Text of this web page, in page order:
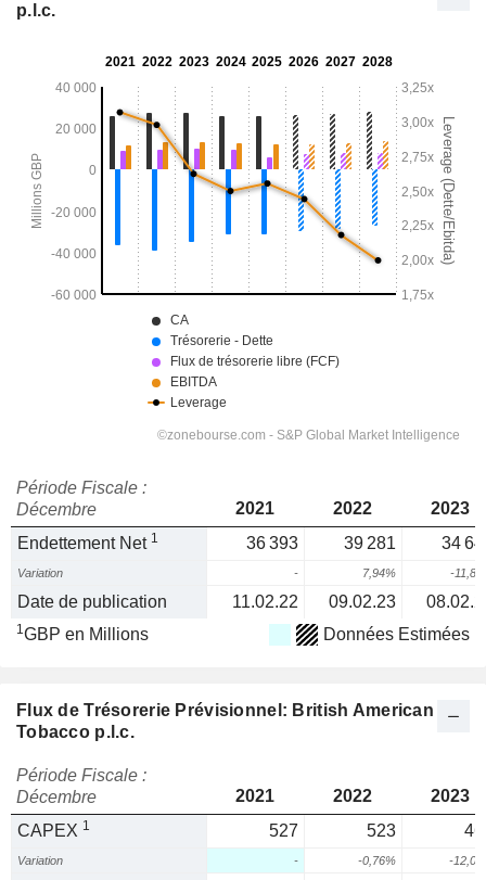
p.l.c.
Période Fiscale :
Décembre
2021 2022
2023
Endettement Net 1 36 393 39 281 34
Variation - 7,94% -
Date de publication 11.02.22 09.02.23
1GBP en Millions Données Estimées
Flux de Trésorerie Prévisionnel: British American
Tobacco p.l.c.
Période Fiscale :
Décembre
2021 2022
2023
CAPEX 1 527 523
Variation - -0,76% -